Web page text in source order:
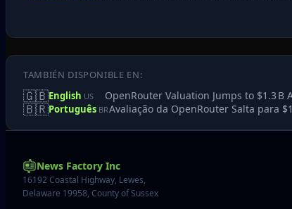
TAMBIÉN DISPONIBLE EN:
🇬🇧English US OpenRouter Valuation Jumps to $1.3 B
🇧🇷Português BRAvaliação da OpenRouter Salta para
News Factory Inc
16192 Coastal Highway, Lewes,
Delaware 19958, County of Sussex